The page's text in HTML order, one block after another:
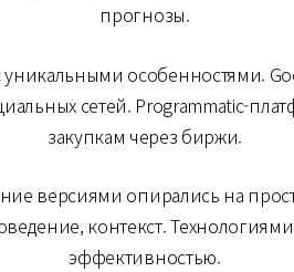
прогнозы.
особенностями.
сетей. Programmatic-
закупкам через биржи.
версиями опирались на
контекст.
эффективностью.